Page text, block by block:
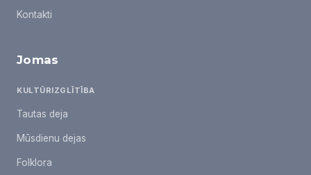
Kontakti
Jomas
KULTŪRIZGLĪTĪBA
Tautas deja
Mūsdienu dejas
Folklora